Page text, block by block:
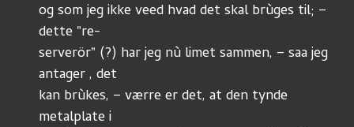
og som jeg ikke veed hvad det skal brùges til; –
dette "re-
serverör" (?) har jeg nù limet sammen, – saa jeg
antager , det
kan brùkes, – værre er det, at den tynde
metalplate i